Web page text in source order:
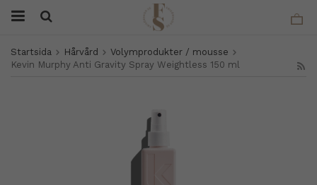
Startsida Hårvård
Volymprodukter / mousse
Kevin Murphy Anti Gravity Spray Weightless 150 ml